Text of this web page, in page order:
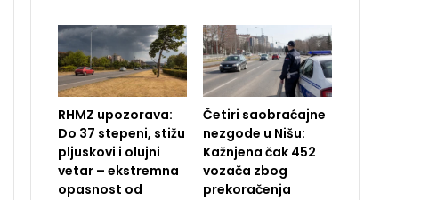
RHMZ upozorava:
Do 37 stepeni, stižu
pljuskovi i olujni
vetar – ekstremna
opasnost od
Četiri saobraćajne
nezgode u Nišu:
Kažnjena čak 452
vozača zbog
prekoračenja